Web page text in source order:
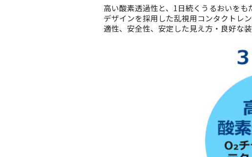
高い酸素透過性と、1日続くうるおいを
デザインを採用した乱視用コンタクト
適性、安全性、安定した見え方・良好な装